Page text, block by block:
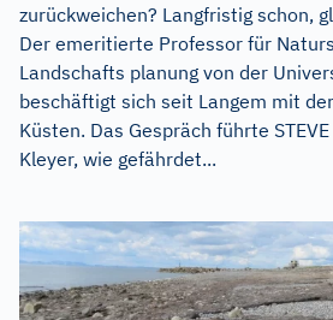
zurückweichen? Langfristig schon,
Der emeritierte Professor für
Landschafts planung von der
beschäftigt sich seit Langem mit
Küsten. Das Gespräch führte
Kleyer, wie gefährdet...